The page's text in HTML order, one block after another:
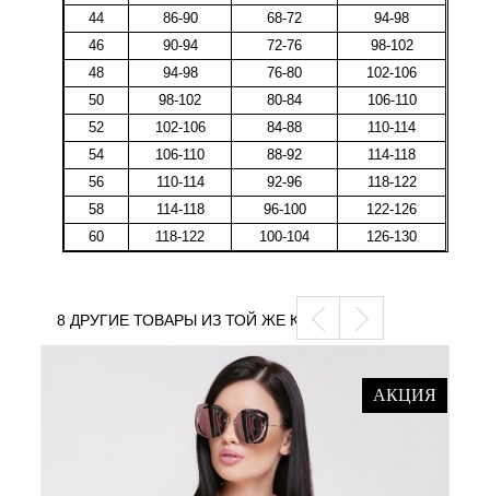
44
86-90 68-72
94-98
46
90-94 72-76
98-102
48
94-98 76-80
102-106
50
98-102 80-84
106-110
52
102-106 84-88
110-114
54
106-110 88-92
114-118
56
110-114 92-96
118-122
58
114-118 96-100
122-126
60
118-122 100-104 126-130
8 ДРУГИЕ ТОВАРЫ ИЗ ТОЙ ЖЕ КАТЕГОРИИ
АКЦИЯ